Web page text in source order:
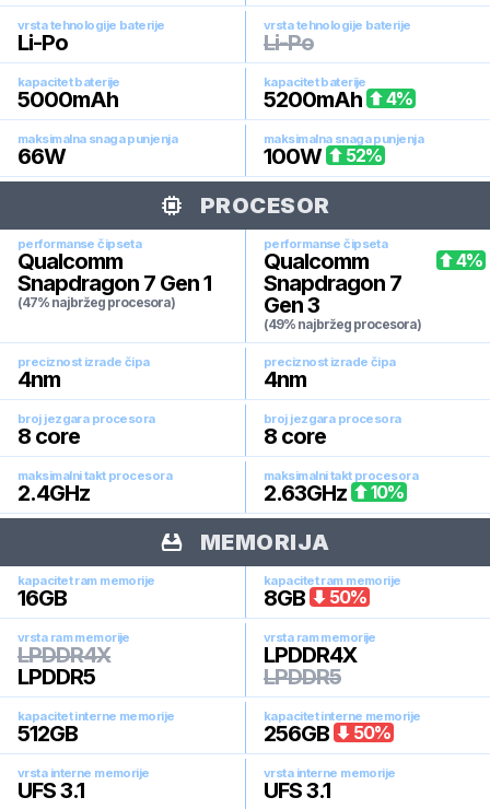
vrsta tehnologije baterije
Li-Po
vrsta tehnologije baterije
Li-Po
kapacitet baterije
5000mAh
kapacitet baterije
5200mAh 4%
maksimalna snaga punjenja
66W
maksimalna snaga punjenja
100W 52%
PROCESOR
performanse čipseta
Qualcomm
Snapdragon 7 Gen 1
(47% najbržeg procesora)
performanse čipseta
Qualcomm
Snapdragon 7
Gen 3
(49% najbržeg procesora)
4%
preciznost izrade čipa
4nm
preciznost izrade čipa
4nm
broj jezgara procesora
8 core
broj jezgara procesora
8 core
maksimalni takt procesora
2.4GHz
maksimalni takt procesora
2.63GHz 10%
MEMORIJA
kapacitet ram memorije
16GB
kapacitet ram memorije
8GB 50%
vrsta ram memorije
LPDDR4X
LPDDR5
vrsta ram memorije
LPDDR4X
LPDDR5
kapacitet interne memorije
512GB
kapacitet interne memorije
256GB 50%
vrsta interne memorije
UFS 3.1
vrsta interne memorije
UFS 3.1